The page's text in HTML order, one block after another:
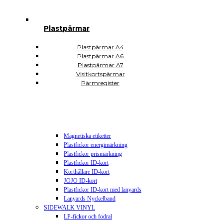
Plastpärmar
Plastpärmar A4
Plastpärmar A6
Plastpärmar A7
Visitkortspärmar
Pärmregister
Självhäftande Plastfickor
Självhäftande A4
Självhäftande A5
Självhäftande A6
Självhäftande A7
Självhäftande CD DVD USB
Magnetiska etiketter
Plastfickor energimärkning
Plastfickor prismärkning
Plastfickor ID-kort
Korthållare ID-kort
JOJO ID-kort
Plastfickor ID-kort med lanyards
Lanyards Nyckelband
SIDEWALK VINYL
LP-fickor och fodral